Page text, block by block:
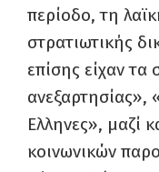
περίοδο, τη
στρατιωτικής
επίσης είχαν τα
ανεξαρτησίας»,
Ελληνες», μαζί
κοινωνικών